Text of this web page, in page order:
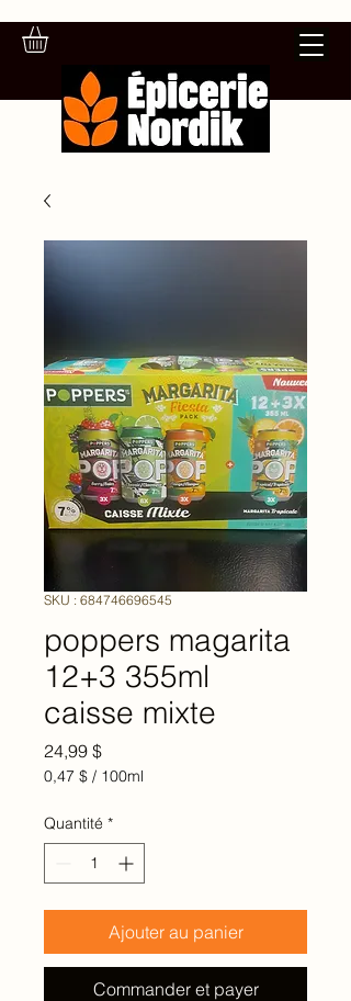
SKU : 684746696545
poppers magarita
12+3 355ml
caisse mixte
24,99 $Prix
0,47 $ / 100ml
pour
100
Millilitres
Quantité *
Ajouter au panier
Commander et payer